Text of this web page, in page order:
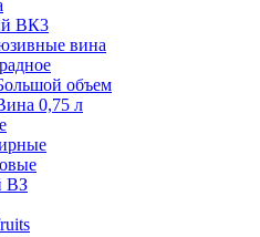
ВК3
вина
объем
0,75 л
ВЗ